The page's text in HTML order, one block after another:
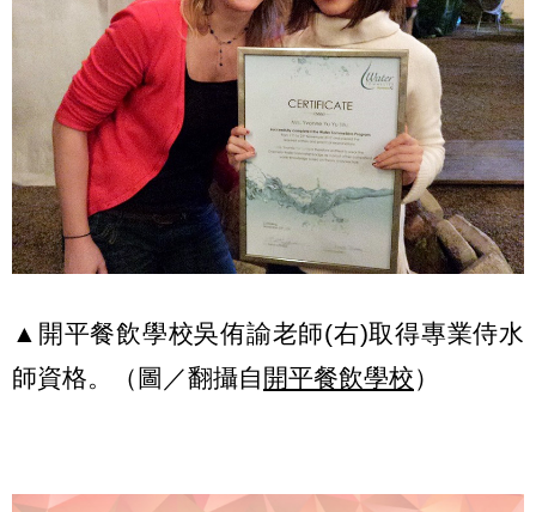
▲開平餐飲學校吳侑諭老師(右)取得專業侍水
師資格。（圖／翻攝自 開平餐飲學校）